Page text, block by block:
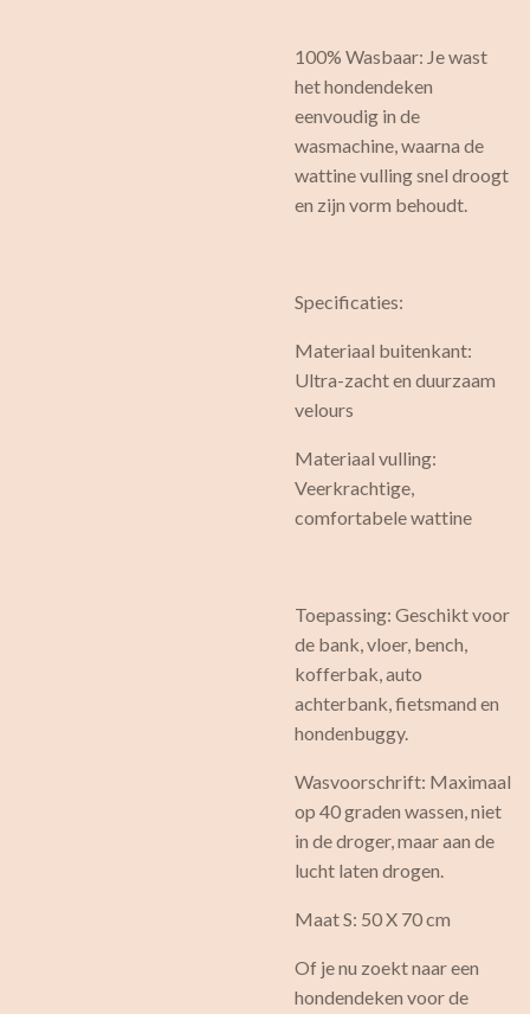
100% Wasbaar: Je wast
het hondendeken
eenvoudig in de
wasmachine, waarna de
wattine vulling snel droogt
en zijn vorm behoudt.
Specificaties:
Materiaal buitenkant:
Ultra-zacht en duurzaam
velours
Materiaal vulling:
Veerkrachtige,
comfortabele wattine
Toepassing: Geschikt voor
de bank, vloer, bench,
kofferbak, auto
achterbank, fietsmand en
hondenbuggy.
Wasvoorschrift: Maximaal
op 40 graden wassen, niet
in de droger, maar aan de
lucht laten drogen.
Maat S: 50 X 70 cm
Of je nu zoekt naar een
hondendeken voor de